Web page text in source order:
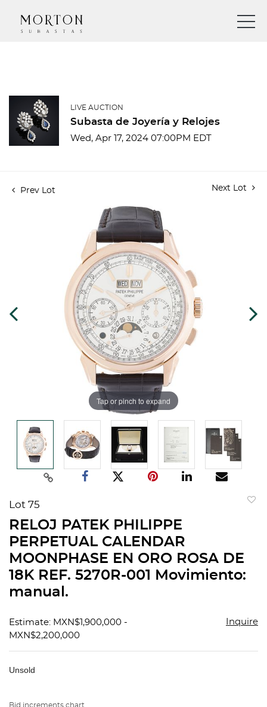
LIVE AUCTION
Subasta de Joyería y Relojes
Wed, Apr 17, 2024 07:00PM EDT
Prev Lot Next Lot
Tap or pinch to expand
Lot 75
RELOJ PATEK PHILIPPE
PERPETUAL CALENDAR
MOONPHASE EN ORO ROSA DE
18K REF. 5270R-001 Movimiento:
manual.
Estimate: MXN$1,900,000 -
MXN$2,200,000
Inquire
Unsold
Bid increments chart